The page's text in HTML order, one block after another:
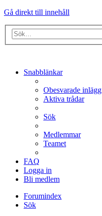
Gå direkt till innehåll
Snabblänkar
Obesvarade inlägg
Aktiva trådar
Sök
Medlemmar
Teamet
FAQ
Logga in
Bli medlem
Forumindex
Sök